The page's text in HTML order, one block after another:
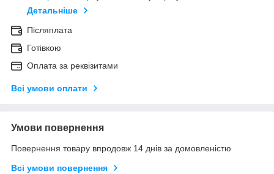
Детальніше
Післяплата
Готівкою
Оплата за реквізитами
Всі умови оплати
Умови повернення
Повернення товару впродовж 14 днів за домовленістю
Всі умови повернення